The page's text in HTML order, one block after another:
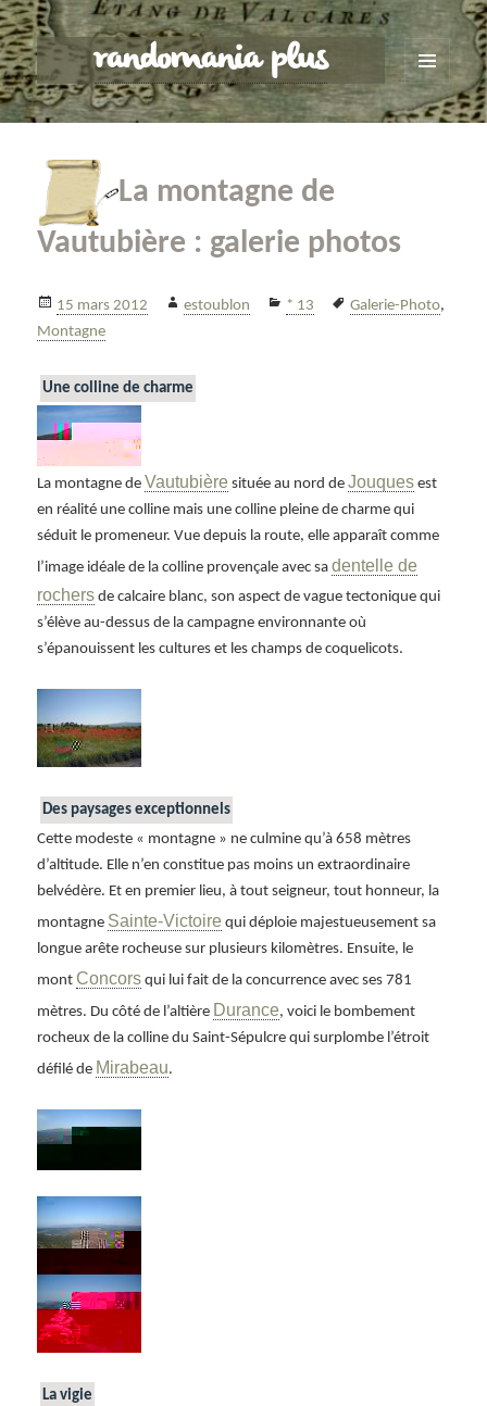
randomania plus
MENU
ET
WIDGETS
La montagne de
Vautubière : galerie photos
Publié
le
15 mars 2012 Auteur
estoublon Catégories
* 13
Mots-
Galerie-Photo,
Montagne
Une colline de charme
La montagne de Vautubière située au nord deJouques est
en réalité une colline mais une colline pleine de charme qui
séduit le promeneur. Vue depuis la route, elle apparaît comme
l’image idéale de la colline provençale avec sadentelle de
rochers de calcaire blanc, son aspect de vague tectonique qui
s’élève au-dessus de la campagne environnante où
s’épanouissent les cultures et les champs de coquelicots.
Des paysages exceptionnels
Cette modeste « montagne » ne culmine qu’à 658 mètres
d’altitude. Elle n’en constitue pas moins un extraordinaire
belvédère. Et en premier lieu, à tout seigneur, tout honneur, la
montagne Sainte-Victoire qui déploie majestueusement sa
longue arête rocheuse sur plusieurs kilomètres. Ensuite, le
mont Concors qui lui fait de la concurrence avec ses 781
mètres. Du côté de l’altière Durance, voici le bombement
rocheux de la colline du Saint-Sépulcre qui surplombe l’étroit
défilé de Mirabeau.
La vigie